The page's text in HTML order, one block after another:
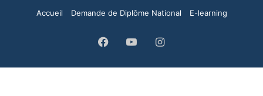
Accueil
Demande de Diplôme National E-learning
Facebook
YouTubeInstagram